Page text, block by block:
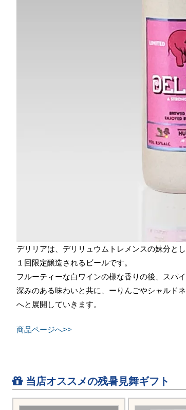
デリリアは、デリリュウムトレメンスの妹分と
１回限定醸造されるビールです。
フルーティーな白ワインの様な香りの後、スパ
深みのある味わいと共に、ーりんごやシャルド
へと展開していきます。
商品ページへ>>
当店オススメの残暑見舞ギフト